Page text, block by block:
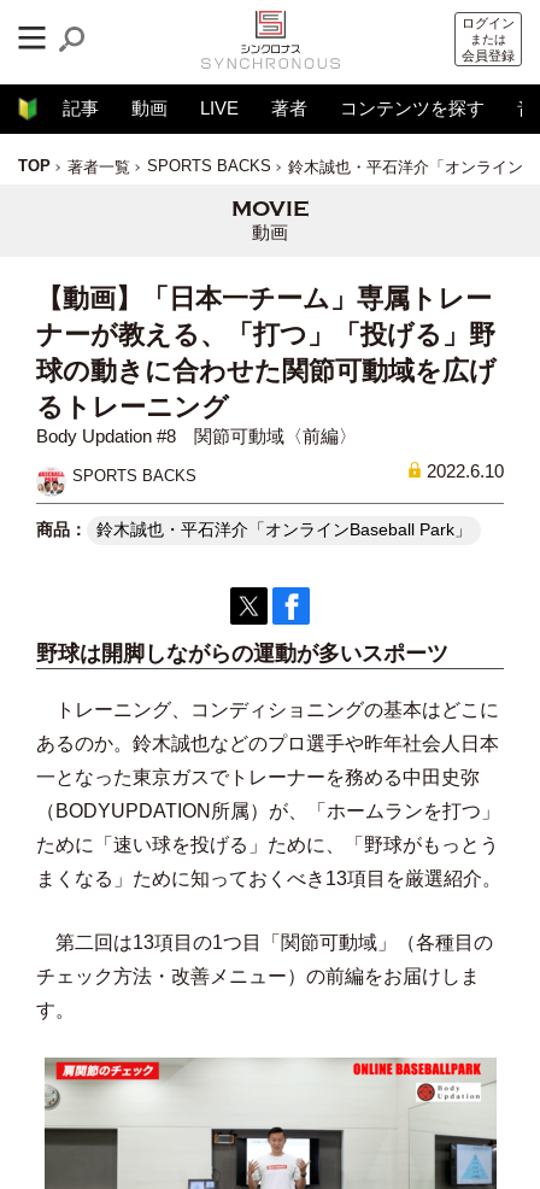
ログイン
または
会員登録
記事 動画 LIVE 著者 コンテンツを探す 音
TOP 著者一覧 SPORTS BACKS 鈴木誠也・平石洋介「オンライン
動画
【動画】「日本一チーム」専属トレー
ナーが教える、「打つ」「投げる」野
球の動きに合わせた関節可動域を広げ
るトレーニング
Body Updation #8 関節可動域〈前編〉
SPORTS BACKS 2022.6.10
鈴木誠也・平石洋介「オンラインBaseball Park」
野球は開脚しながらの運動が多いスポーツ
トレーニング、コンディショニングの基本はどこに
あるのか。鈴木誠也などのプロ選手や昨年社会人日本
一となった東京ガスでトレーナーを務める中田史弥
（BODYUPDATION所属）が、「ホームランを打つ」
ために「速い球を投げる」ために、「野球がもっとう
まくなる」ために知っておくべき13項目を厳選紹介。
第二回は13項目の1つ目「関節可動域」（各種目の
チェック方法・改善メニュー）の前編をお届けしま
す。